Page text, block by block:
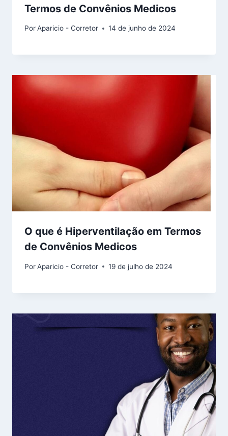
Termos de Convênios Medicos
PorAparicio - Corretor 14 de junho de 2024
O que é Hiperventilação em Termos
de Convênios Medicos
PorAparicio - Corretor 19 de julho de 2024